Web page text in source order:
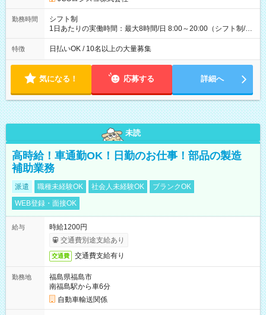
(日休み) ■月収80万円(43歳男性/墨田区在住)※元営業 1日200個
勤務時間
シフト制
1日あたりの実働時間：最大8時間/日 8:00～20:00（シフト制/実
働8時間） ※週5日勤務（場所次第では週4も有り） ※配達状況
によって時間外での勤務可能性有り ※案件により多少の前後あ
特徴 日払いOK / 10名以上の大量募集
気になる！ 応募する 詳細へ
未読
高時給！車通勤OK！日勤のお仕事！部品の製造
補助業務
派遣 職種未経験OK 社会人未経験OK
ブランクOK
WEB登録・面接OK
給与
時給1200円
交通費別途支給あり
交通費 交通費支給有り
勤務地
福島県福島市
南福島駅から車6分
自動車輸送関係